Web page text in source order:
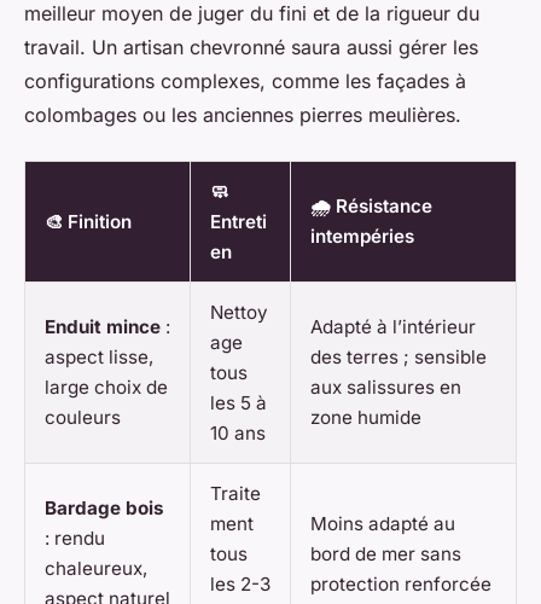
meilleur moyen de juger du fini et de la rigueur du
travail. Un artisan chevronné saura aussi gérer les
configurations complexes, comme les façades à
colombages ou les anciennes pierres meulières.
🎨 Finition
🧼
Entreti
en
🌧️ Résistance
intempéries
Enduit mince :
aspect lisse,
large choix de
couleurs
Nettoy
age
tous
les 5 à
10 ans
Adapté à l’intérieur
des terres ; sensible
aux salissures en
zone humide
Bardage bois
: rendu
chaleureux,
aspect naturel
Traite
ment
tous
les 2-3
Moins adapté au
bord de mer sans
protection renforcée